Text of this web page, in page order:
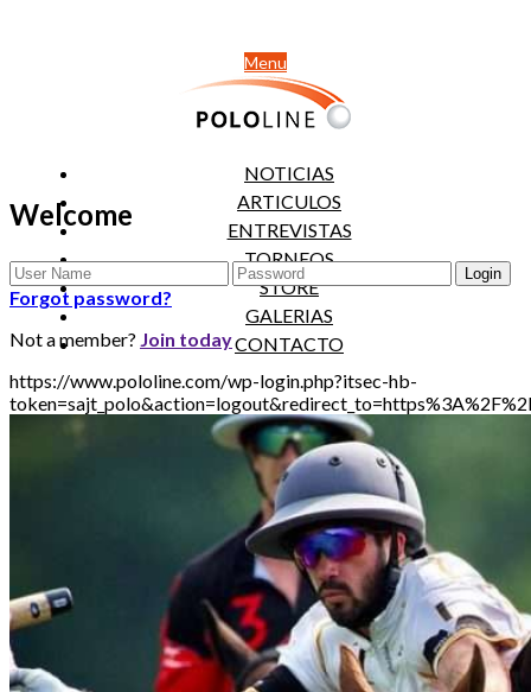
Menu
NOTICIAS
ARTICULOS
ENTREVISTAS
TORNEOS
STORE
GALERIAS
CONTACTO
Welcome
Forgot password?
Not a member? Join today
https://www.pololine.com/wp-login.php?itsec-hb-